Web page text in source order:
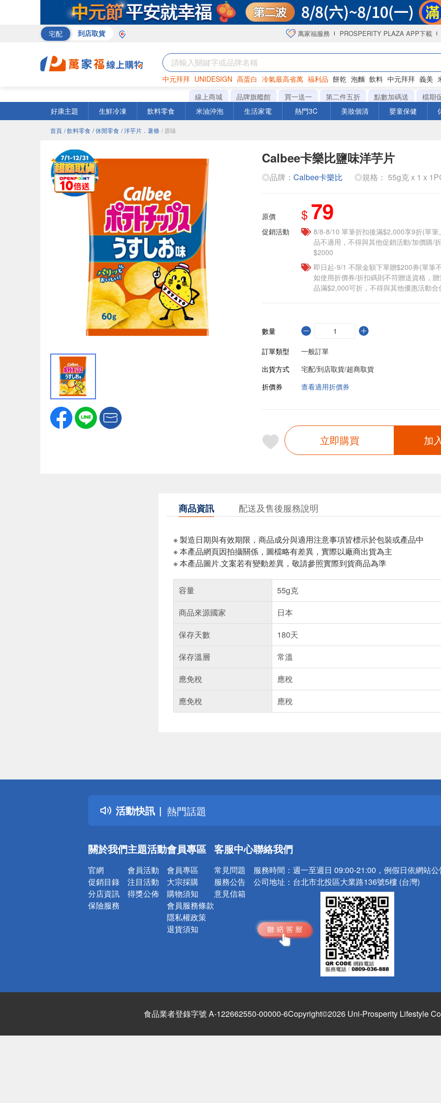
宅配 到店取貨 萬家福服務 PROSPERITY PLAZA APP下載
中元拜拜 UNIDESIGN 高蛋白 冷氣最高省萬 福利品 餅乾 泡麵 飲料 中元拜拜 義美
罐頭 咖啡 海苔
線上商城 品牌旗艦館 買一送一 第二件五折 點數加碼送 檔期
好康主題
生鮮冷凍 飲料零食 米油沖泡 生活家電 熱門3C 美妝個清 嬰童保健
首頁 / 飲料零食 / 休閒零食 / 洋芋片．薯條 / 原味
Calbee卡樂比鹽味洋芋片
◎品牌： Calbee卡樂比 ◎規格： 55g克 x 1 x
原價 $ 79
促銷活動
8/8-8/10 單筆折扣後滿$2,000享9折(單
品不適用，不得與其他促銷活動/加價購/
$2000
即日起-9/1 不限金額下單贈$200券(單筆
如使用折價券/折扣碼則不符贈送資格，
品滿$2,000可折，不得與其他優惠活動合
數量
訂單類型
一般訂單
出貨方式
宅配/到店取貨/超商取貨
折價券
查看適用折價券
立即購買 加
商品資訊 配送及售後服務說明
※ 製造日期與有效期限，商品成分與適用注意事項皆標示於包裝或產品中
※ 本產品網頁因拍攝關係，圖檔略有差異，實際以廠商出貨為主
※ 本產品圖片.文案若有變動差異，敬請參照實際到貨商品為準
容量
55g克
商品來源國家
日本
保存天數
180天
保存溫層
常溫
應免稅
應稅
應免稅
應稅
活動快訊
詐騙網頁！請小心！
得獎公告
熱門話題
銀行優惠
詐騙網頁！請小心！
關於我們
官網
促銷目錄
分店資訊
保險服務
主題活動
會員活動
注目活動
得獎公佈
會員專區
會員專區
大宗採購
購物須知
會員服務條款
隱私權政策
退貨須知
客服中心
常見問題
服務公告
意見信箱
聯絡我們
服務時間： 週一至週日 09:00-21:00，例假日依網站
公司地址： 台北市北投區大業路136號5樓 (台灣)
食品業者登錄字號 A-122662550-00000-6Copyright©2026 Uni-Prosperity Lifestyle